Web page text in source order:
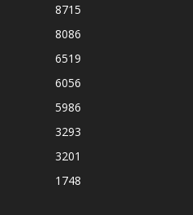
8715
8086
6519
6056
5986
3293
3201
1748